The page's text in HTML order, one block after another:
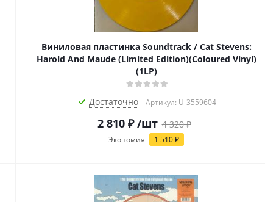
Виниловая пластинка Soundtrack / Cat Stevens:
Harold And Maude (Limited Edition)(Coloured Vinyl)
(1LP)
Достаточно Артикул: U-3559604
2 810₽ /шт 4 320₽
Экономия 1 510₽